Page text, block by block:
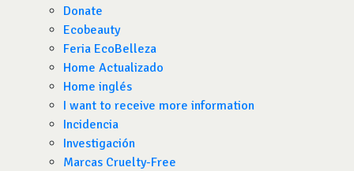
Donate
Ecobeauty
Feria EcoBelleza
Home Actualizado
Home inglés
I want to receive more information
Incidencia
Investigación
Marcas Cruelty-Free